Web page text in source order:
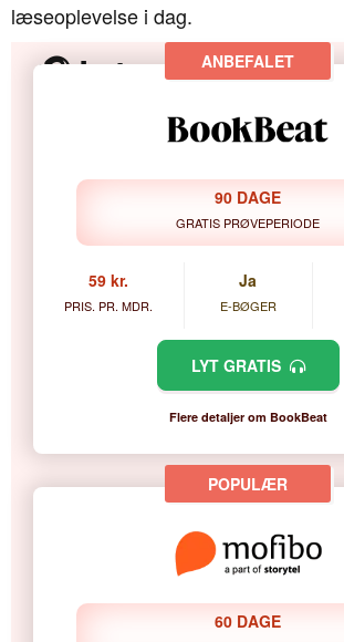
læseoplevelse i dag.
🎧 Lyt gratis - vælg
platform med
90 DAGE
GRATIS PRØVEPERIODE
59 kr.
PRIS. PR. MDR.
Ja
E-BØGER
Flere detaljer om BookBeat
60 DAGE